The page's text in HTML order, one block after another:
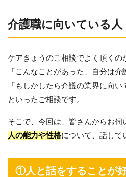
介護職に向いている人
ケアきょうのご相談でよく頂くの
「こんなことがあった、自分は介
「もしかしたら介護の業界に向い
といったご相談です。
そこで、今回は、皆さんからお伺
人の能力や性格について、話して
①人と話をすることが